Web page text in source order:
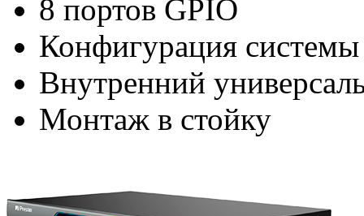
8 портов GPIO
Конфигурация системы
Внутренний
Монтаж в стойку